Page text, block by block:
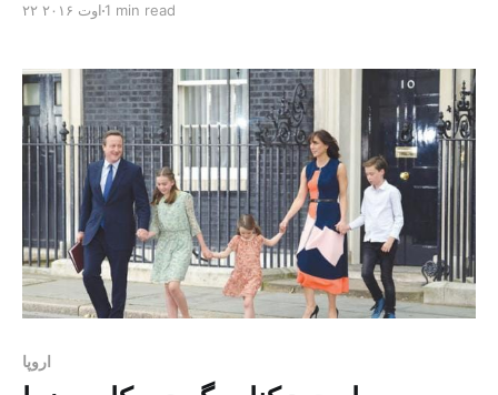
های خطرناک از دیگر زندانیان کشور را اعلام می کند. این
عمر بکری محمد ، مؤسس گروه […]
۲۲ اوت ۲۰۱۶ 1 min read
اروپا